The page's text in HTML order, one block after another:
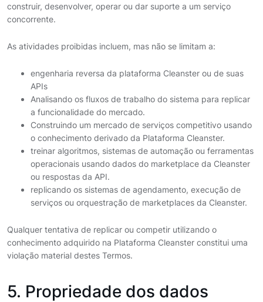
construir, desenvolver, operar ou dar suporte a um serviço
concorrente.
As atividades proibidas incluem, mas não se limitam a:
engenharia reversa da plataforma Cleanster ou de suas
APIs
Analisando os fluxos de trabalho do sistema para replicar
a funcionalidade do mercado.
Construindo um mercado de serviços competitivo usando
o conhecimento derivado da Plataforma Cleanster.
treinar algoritmos, sistemas de automação ou ferramentas
operacionais usando dados do marketplace da Cleanster
ou respostas da API.
replicando os sistemas de agendamento, execução de
serviços ou orquestração de marketplaces da Cleanster.
Qualquer tentativa de replicar ou competir utilizando o
conhecimento adquirido na Plataforma Cleanster constitui uma
violação material destes Termos.
5. Propriedade dos dados